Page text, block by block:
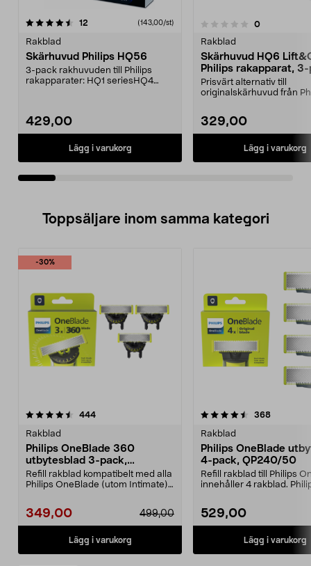
12 (143,00/st)
Rakblad
Skärhuvud Philips HQ56
3-pack rakhuvuden till Philips
rakapparater: HQ1 seriesHQ4
429,00
Lägg i varukorg
0.0 av 5 stjärnor 0recensioner
Rakblad
Skärhuvud HQ6
Philips rakapparat,
Prisvärt alternativ till
originalskärhuvud från
329,00
Lägg i varukorg
0.0 av 5 stjärnor
Toppsäljare inom samma kategori
-30%
444recensioner
Rakblad
Philips OneBlade 360
utbytesblad 3-pack,
QP430/50
Refill rakblad kompatibelt med alla
Philips OneBlade (utom Intimate).
349,00 499,00
Lägg i varukorg
4.5 av 5 stjärnor 368
Rakblad
Philips OneBlade
4-pack, QP240/50
Refill rakblad till Philips
innehåller 4 rakblad.
529,00
Lägg i varukorg
3.5 av 5 stjärnor